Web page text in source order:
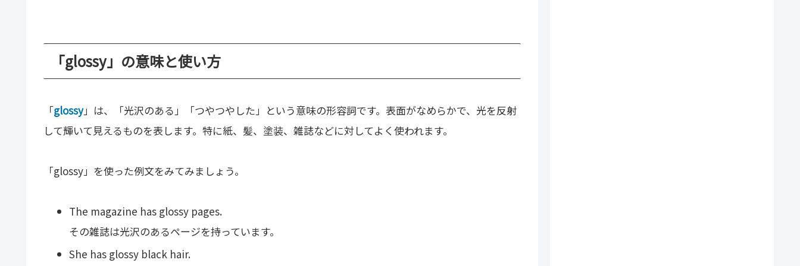
「glossy」の意味と使い方
「glossy」は、「光沢のある」「つやつやした」という意味の形容詞です。表面がなめらかで、光を反射
して輝いて見えるものを表します。特に紙、髪、塗装、雑誌などに対してよく使われます。
「glossy」を使った例文をみてみましょう。
The magazine has glossy pages.
その雑誌は光沢のあるページを持っています。
She has glossy black hair.